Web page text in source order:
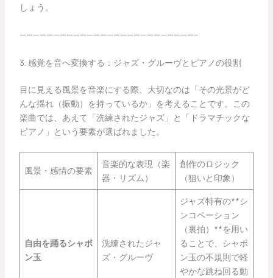
しょう。
——————————————————————————–
3. 感覚を音へ変換する：ジャズ・グルーヴとピアノの役割
目に見える風景を音楽にする際、大切なのは「その光景がど
んな揺れ（振動）を持っているか」を考えることです。この
楽曲では、あえて「洗練されたジャズ」と「ドラマチックな
ピアノ」という要素が選ばれました。
風景・感情の要素
音楽的な表現（楽
器・リズム）
創作のロジック
（狙いと印象）
自由を踊るシャボ
ン玉
洗練されたジャ
ズ・グルーヴ
ジャズ特有の**シ
ンコペーション
（裏拍）**を用い
ることで、シャボ
ン玉の不規則で軽
やかな跳ね回る動